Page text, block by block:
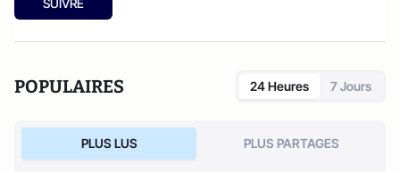
de l'Association française des professionnels de la justice et
pénale; publié aux éditions Valensin (2015),La face cachée
métier d'avocat en France(PUF, 2017) et
(Max Milo, 2020).
SUIVRE
POPULAIRES 24 Heures 7 Jours
PLUS LUS PLUS PARTAGES